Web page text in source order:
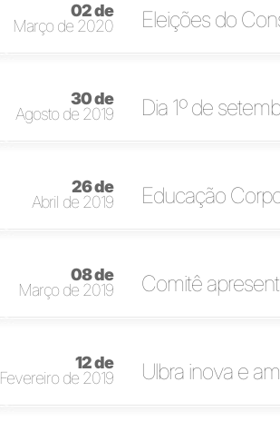
02 de
Março de 2020
Eleições do
30 de
Agosto de 2019
Dia 1º de
26 de
Abril de 2019
Educação
08 de
Março de 2019
Comitê
12 de
Fevereiro de 2019
Ulbra inova e